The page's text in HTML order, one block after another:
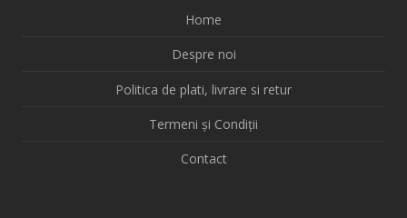
Home
Despre noi
Politica de plati, livrare si retur
Termeni și Condiții
Contact